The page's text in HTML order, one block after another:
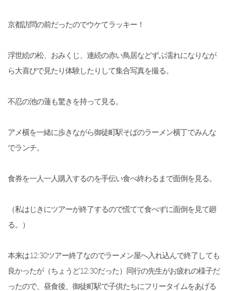
京都訪問の前だったのでウケてラッキー！
浮世絵の松、おみくじ、連続の赤い鳥居などずぶ濡れになりなが
ら大喜びで見たり体験したりして集合写真を撮る。
不忍の池の蓮も驚きを持って見る。
アメ横を一緒に歩きながら御徒町駅そばのラーメン横丁でみんな
でランチ。
食券を一人一人購入するのを手伝い食べ終わるまで面倒を見る。
（私はじきにツアーが終了するので慌てて食べずに面倒を見て廻
る。）
本来は12:30ツアー終了なのでラーメン屋へ入れ込んで終了しても
良かったが（ちょうど12:30だった）同行の先生がお疲れの様子だ
ったので、昼食後、御徒町駅で子供たちにフリータイムをあげる